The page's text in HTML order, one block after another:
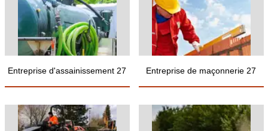
Entreprise d'assainissement 27 Entreprise de maçonnerie 27